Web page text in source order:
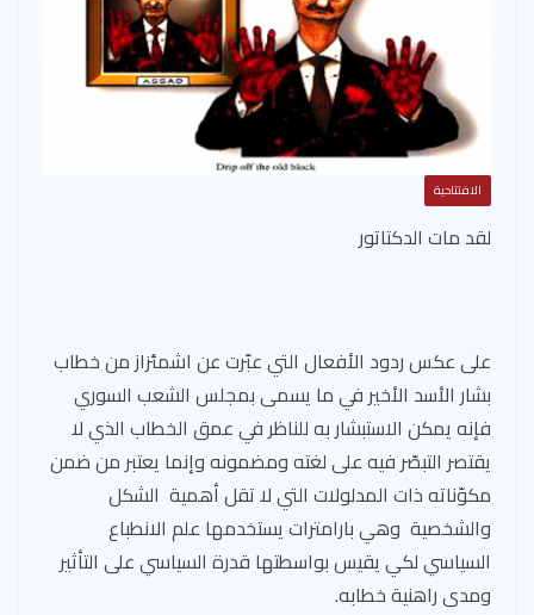
الافتتاحية
لقد مات الدكتاتور
على عكس ردود الأفعال التي عبّرت عن اشمئزاز من خطاب
بشار الأسد الأخير في ما يسمى بمجلس الشعب السوري
فإنه يمكن الاستبشار به للناظر في عمق الخطاب الذي لا
يقتصر التبصّر فيه على لغته ومضمونه وإنما يعتبر من ضمن
مكوّناته ذات المدلولات التي لا تقل أهمية الشكل
والشخصية وهي بارامترات يستخدمها علم الانطباع
السياسي لكي يقيس بواسطتها قدرة السياسي على التأثير
ومدى راهنية خطابه.